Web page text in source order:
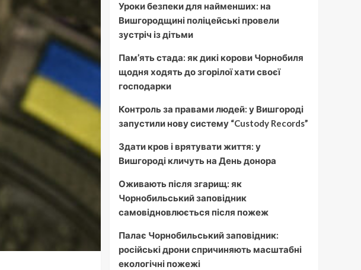
Уроки безпеки для найменших: на
Вишгородщині поліцейські провели
зустріч із дітьми
Пам’ять стада: як дикі корови Чорнобиля
щодня ходять до згорілої хати своєї
господарки
Контроль за правами людей: у Вишгороді
запустили нову систему “Custody Records”
Здати кров і врятувати життя: у
Вишгороді кличуть на День донора
Оживають після згарищ: як
Чорнобильський заповідник
самовідновлюється після пожеж
Палає Чорнобильський заповідник:
російські дрони спричиняють масштабні
екологічні пожежі